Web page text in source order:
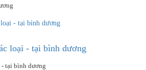
loại - tại bình dương
- tại bình dương